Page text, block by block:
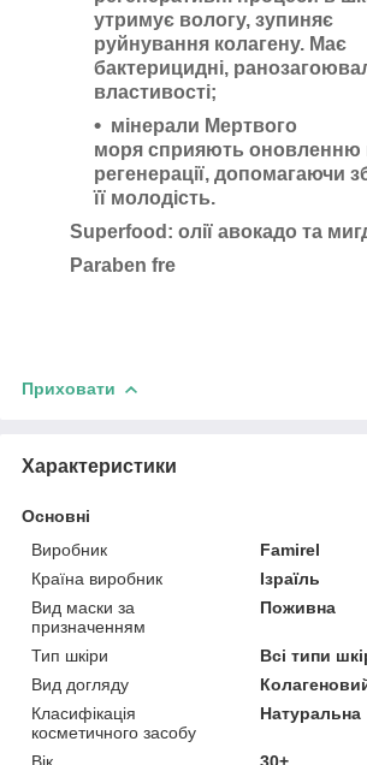
утримує вологу, зупиняє
руйнування колагену. Має
бактерицидні,
властивості;
мінерали Мертвого
моря сприяють оновленню
регенерації, допомагаючи
її молодість.
Superfood: олії авокадо та
Paraben fre
Приховати
Характеристики
Основні
Виробник
Famirel
Країна виробник
Ізраїль
Вид маски за
призначенням
Поживна
Тип шкіри
Всі типи
Вид догляду
Класифікація
косметичного засобу
Натуральна
Вік
30+